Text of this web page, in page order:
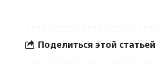
Поделиться этой статьей